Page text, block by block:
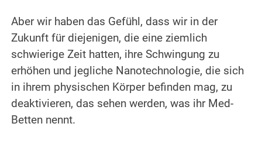
Aber wir haben das Gefühl, dass wir in der
Zukunft für diejenigen, die eine ziemlich
schwierige Zeit hatten, ihre Schwingung zu
erhöhen und jegliche Nanotechnologie, die sich
in ihrem physischen Körper befinden mag, zu
deaktivieren, das sehen werden, was ihr Med-
Betten nennt.